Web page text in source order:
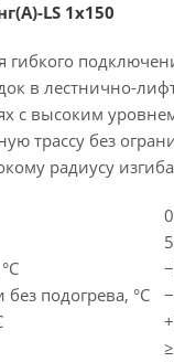
LS 1х150
гибкого
в лестнично-
с высоким
трассу без
радиусу
подогрева, °C